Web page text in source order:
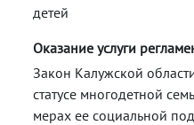
детей
Оказание услуги
Закон Калужской
статусе многодетной
мерах ее социальной